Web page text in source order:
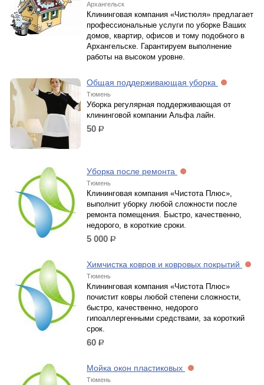
Архангельск
Клининговая компания «Чистюля» предлагает
профессиональные услуги по уборке Ваших
домов, квартир, офисов и тому подобного в
Архангельске. Гарантируем выполнение
работы на высоком уровне.
Общая поддерживающая уборка
Тюмень
Уборка регулярная поддерживающая от
клининговой компании Альфа лайн.
50 р.
Уборка после ремонта
Тюмень
Клининговая компания «Чистота Плюс»,
выполнит уборку любой сложности после
ремонта помещения. Быстро, качественно,
недорого, в короткие сроки.
5 000 р.
Химчистка ковров и ковровых покрытий
Тюмень
Клининговая компания «Чистота Плюс»
почистит ковры любой степени сложности,
быстро, качественно, недорого
гипоаллергенными средствами, за короткий
срок.
60 р.
Мойка окон пластиковых
Тюмень